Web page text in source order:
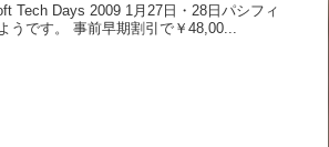
Tech Days 2009 1月27日・28日パシフィ
です。 事前早期割引で￥48,00...